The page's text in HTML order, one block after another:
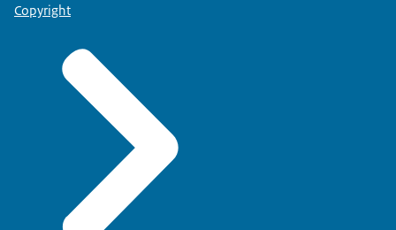
Copyright